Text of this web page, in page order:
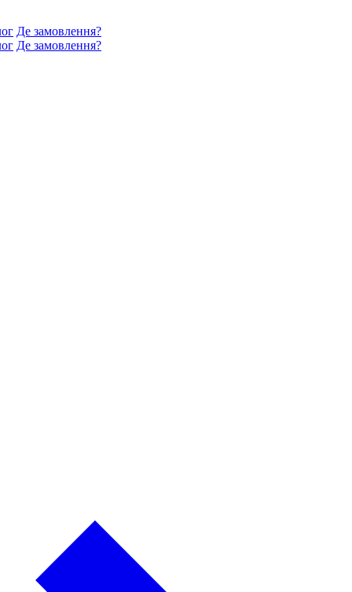
Де замовлення?
Де замовлення?